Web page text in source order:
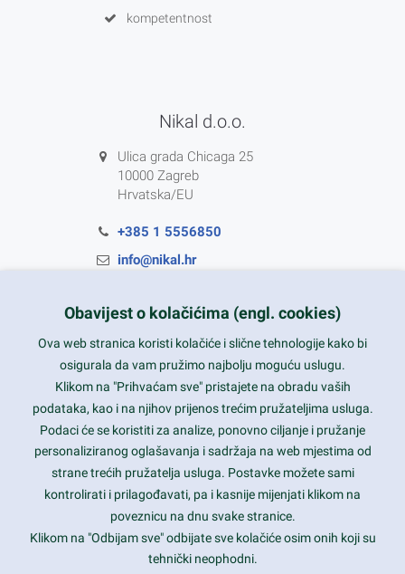
kompetentnost
Nikal d.o.o.
Ulica grada Chicaga 25
10000 Zagreb
Hrvatska/EU
+385 1 5556850
info@nikal.hr
Nazovite nas na besplatni telefon:
0800 85 66
Tečaj konverzije 1 EUR = 7,53450 kn
Obavijest o kolačićima (engl. cookies)
Ova web stranica koristi kolačiće i slične tehnologije kako bi
osigurala da vam pružimo najbolju moguću uslugu.
Klikom na "Prihvaćam sve" pristajete na obradu vaših
podataka, kao i na njihov prijenos trećim pružateljima usluga.
Podaci će se koristiti za analize, ponovno ciljanje i pružanje
personaliziranog oglašavanja i sadržaja na web mjestima od
strane trećih pružatelja usluga. Postavke možete sami
kontrolirati i prilagođavati, pa i kasnije mijenjati klikom na
poveznicu na dnu svake stranice.
Klikom na "Odbijam sve" odbijate sve kolačiće osim onih koji su
tehnički neophodni.